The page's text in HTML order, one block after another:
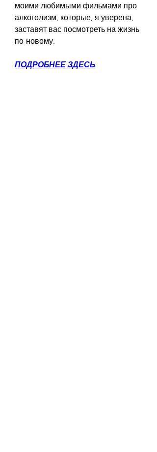
моими любимыми фильмами про
алкоголизм, которые, я уверена,
заставят вас посмотреть на жизнь
по-новому.
ПОДРОБНЕЕ ЗДЕСЬ